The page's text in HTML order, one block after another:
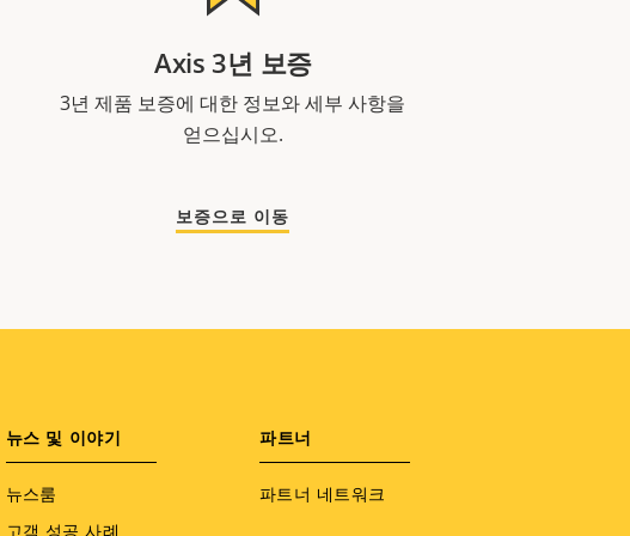
Axis 3년 보증
3년 제품 보증에 대한 정보와 세부 사항을
얻으십시오.
보증으로 이동
뉴스 및 이야기
뉴스룸
고객 성공 사례
파트너
파트너 네트워크